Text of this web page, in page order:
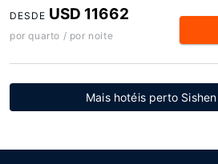
DESDE USD 11662
por quarto / por noite
Mais hotéis perto